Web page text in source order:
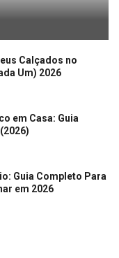
Calçados no
Um) 2026
em Casa: Guia
Guia Completo Para
em 2026